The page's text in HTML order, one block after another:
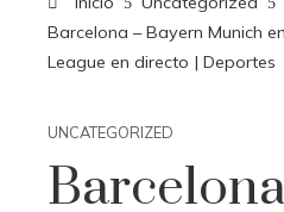
Barcelona – Bayern Munich
League en directo | Deportes
UNCATEGORIZED